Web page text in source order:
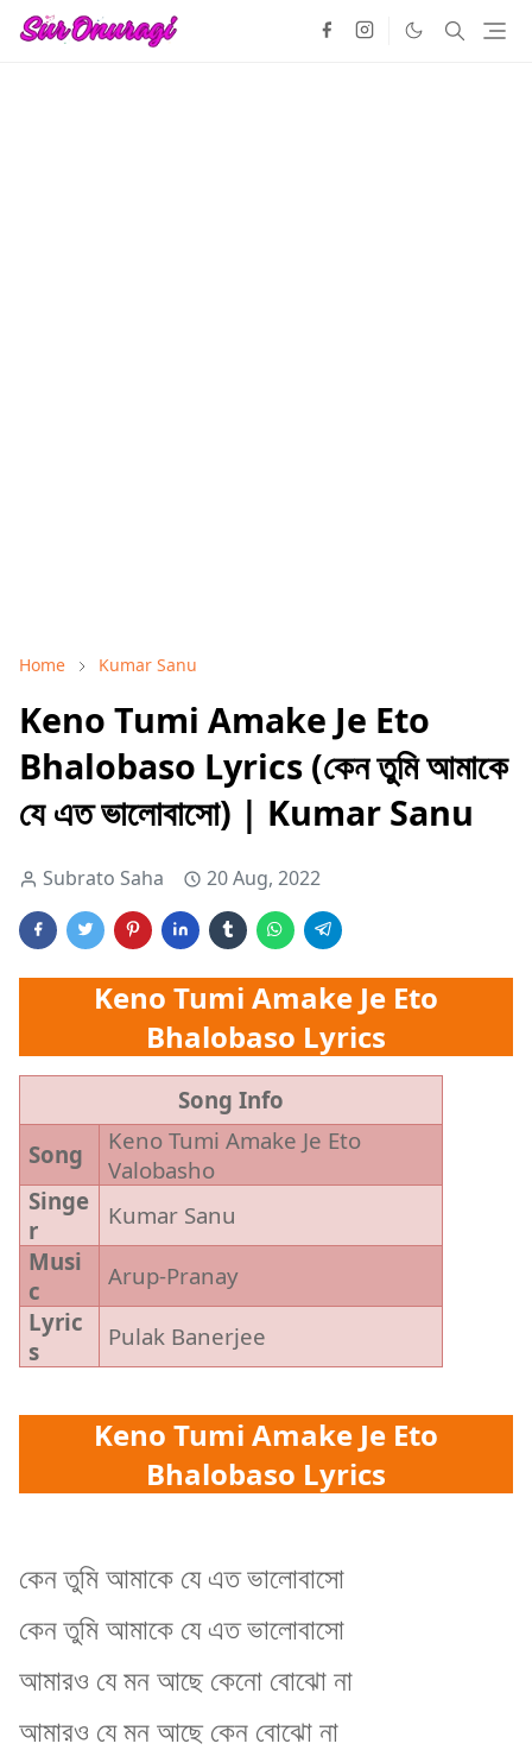
Home Kumar Sanu
Keno Tumi Amake Je Eto
Bhalobaso Lyrics (কেন তুমি আমাকে
যে এত ভালোবাসো) | Kumar Sanu
Subrato Saha 20 Aug, 2022
Keno Tumi Amake Je Eto
Bhalobaso Lyrics
Song Info
Song
Keno Tumi Amake Je Eto
Valobasho
Singe
r
Kumar Sanu
Musi
c
Arup-Pranay
Lyric
s
Pulak Banerjee
Keno Tumi Amake Je Eto
Bhalobaso Lyrics
কেন তুমি আমাকে যে এত ভালোবাসো
কেন তুমি আমাকে যে এত ভালোবাসো
আমারও যে মন আছে কেনো বোঝো না
আমারও যে মন আছে কেন বোঝো না